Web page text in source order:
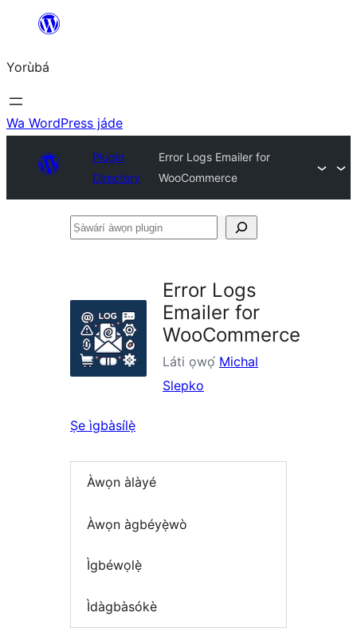
Àkóónú
Yorùbá
Wa WordPress jáde
Plugin
Directory
Error Logs Emailer for
WooCommerce
Ṣàwárí
Error Logs
Emailer for
WooCommerce
Láti ọwọ́ Michal
Slepko
Ṣe ìgbàsílẹ̀
Àwọn àlàyé
Àwọn àgbéyẹ̀wò
Ìgbéwọlẹ̀
Ìdàgbàsókè